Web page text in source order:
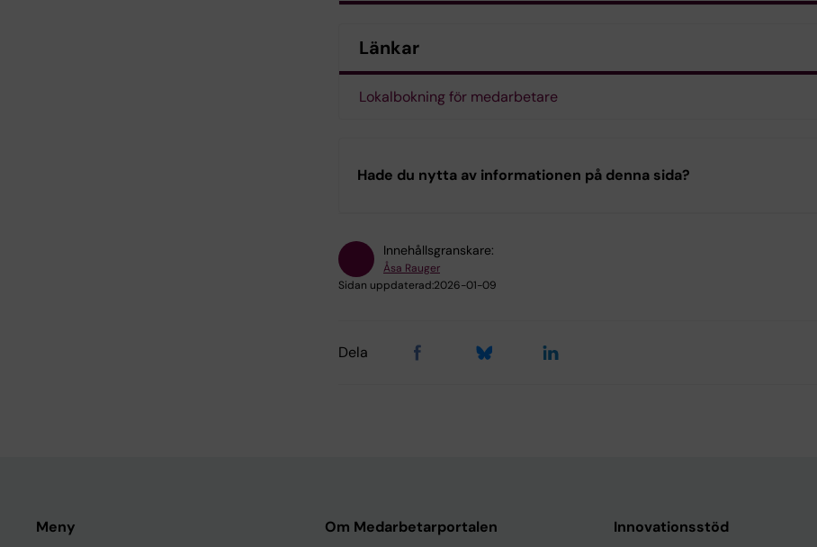
Länkar
Lokalbokning för medarbetare
Hade du nytta av informationen på denna sida?
Innehållsgranskare:
Åsa Rauger
Sidan uppdaterad:2026-01-09
Dela
Meny
Om Medarbetarportalen
Innovationsstöd